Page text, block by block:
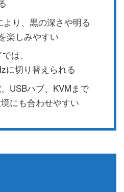
より、黒の深さや明る
楽しみやすい
は、
に切り替えられる
USBハブ、KVMまで
にも合わせやすい